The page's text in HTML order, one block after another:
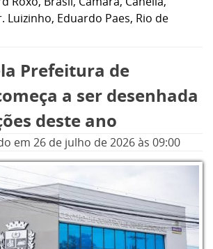
Luizinho, Eduardo Paes, Rio de
Prefeitura de
a ser desenhada
deste ano
em 26 de julho de 2026às 09:00